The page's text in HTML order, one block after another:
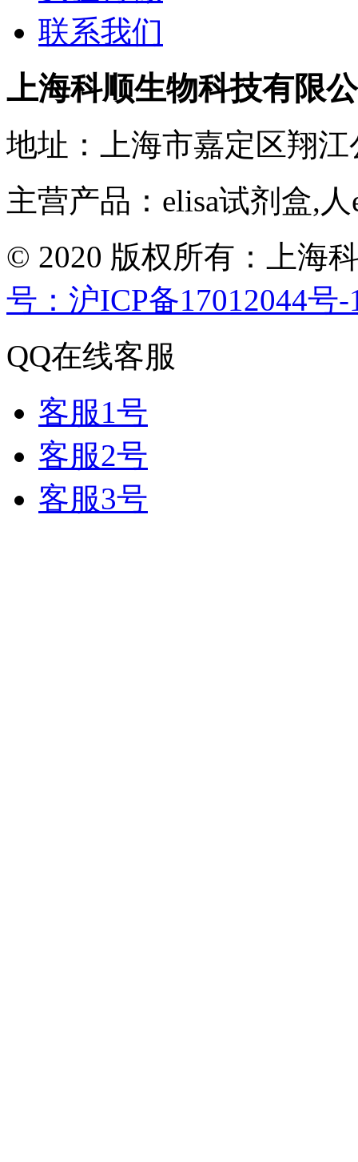
联系我们
上海科顺生物科技有限
地址：上海市嘉定区翔江
主营产品：elisa试剂盒,
© 2020 版权所有：上海
号：沪ICP备17012044号-
QQ在线客服
客服1号
客服2号
客服3号